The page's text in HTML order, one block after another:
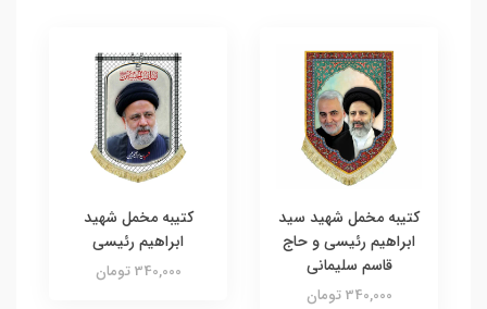
کتیبه مخمل شهید سید
ابراهیم رئیسی و حاج
قاسم سلیمانی
340,000 تومان
کتیبه مخمل شهید
ابراهیم رئیسی
340,000 تومان